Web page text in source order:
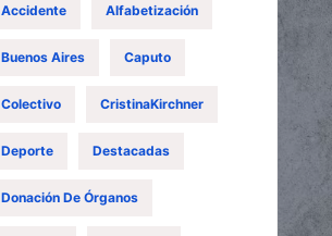
Accidente Alfabetización
Buenos Aires Caputo
Colectivo CristinaKirchner
Deporte Destacadas
Donación De Órganos